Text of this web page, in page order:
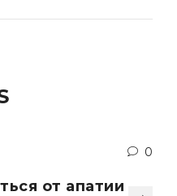
0
от апатии